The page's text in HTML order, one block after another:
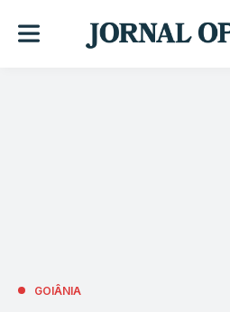
GOIÂNIA